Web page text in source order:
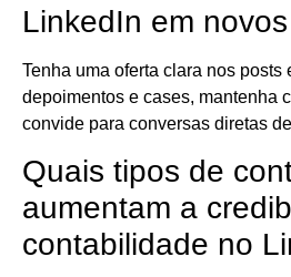
LinkedIn em
Tenha uma oferta clara nos posts
depoimentos e cases, mantenha
convide para conversas diretas
Quais tipos de
aumentam a
contabilidade no